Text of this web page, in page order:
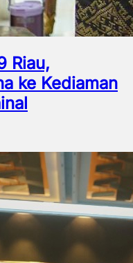
Riau,
ke Kediaman